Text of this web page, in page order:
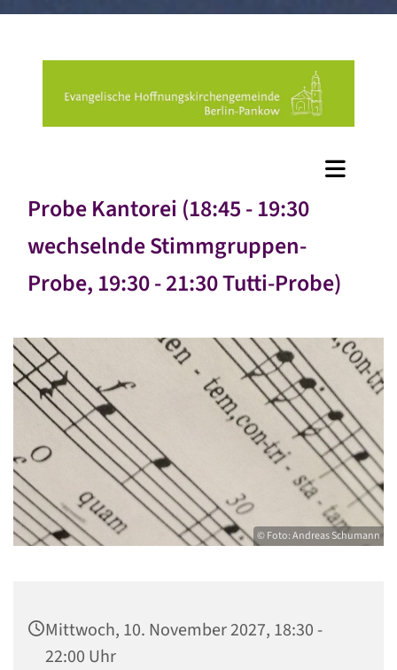
Probe Kantorei (18:45 - 19:30
wechselnde Stimmgruppen-
Probe, 19:30 - 21:30 Tutti-Probe)
© Foto: Andreas Schumann
Mittwoch, 10. November 2027, 18:30 -
22:00 Uhr